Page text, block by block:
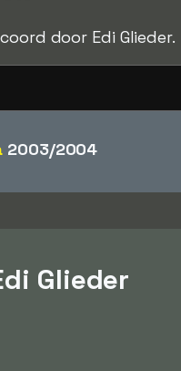
door Edi Glieder.
2003/2004
Glieder